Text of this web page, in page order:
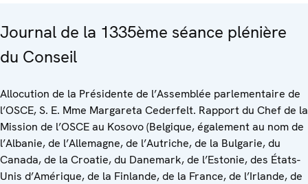
Journal de la 1335ème séance plénière
du Conseil
Allocution de la Présidente de l’Assemblée parlementaire de
l’OSCE, S. E. Mme Margareta Cederfelt. Rapport du Chef de la
Mission de l’OSCE au Kosovo (Belgique, également au nom de
l’Albanie, de l’Allemagne, de l’Autriche, de la Bulgarie, du
Canada, de la Croatie, du Danemark, de l’Estonie, des États-
Unis d’Amérique, de la Finlande, de la France, de l’Irlande, de